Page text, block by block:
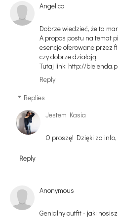
Angelica
Dobrze wiedzieć, że ta
A propos postu na temat
esencje oferowane przez
czy dobrze działają.
Tutaj link: http://
Reply
Replies
Jestem Kasia
O proszę! Dzięki za
Reply
Anonymous
Genialny outfit - jaki